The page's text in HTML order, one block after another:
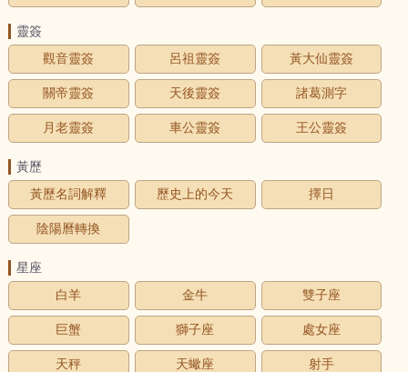
靈簽
觀音靈簽
呂祖靈簽 黃大仙靈簽
關帝靈簽 天後靈簽 諸葛測字
月老靈簽 車公靈簽 王公靈簽
黃歷
黃歷名詞解釋
歷史上的今天 擇日
陰陽曆轉換
星座
白羊
金牛 雙子座
巨蟹 獅子座 處女座
天秤 天蠍座 射手